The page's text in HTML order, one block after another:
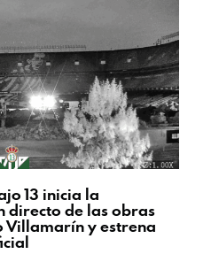
13 inicia la
directo de las obras
Villamarín y estrena